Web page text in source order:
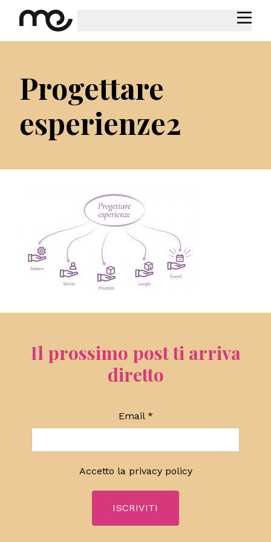
Progettare
esperienze2
Il prossimo post ti arriva
diretto
Email *
Accetto la privacy policy